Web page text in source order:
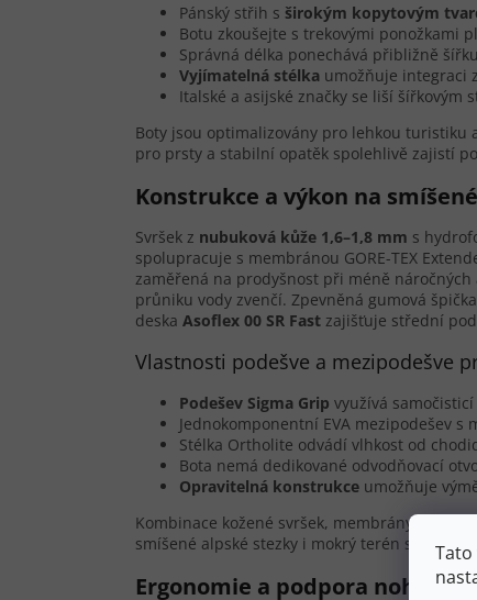
Pánský střih s širokým kopytovým
Botu zkoušejte s trekovými ponožkami
Správná délka ponechává přibližně
Vyjímatelná stélka umožňuje integraci
Italské a asijské značky se liší
Boty jsou optimalizovány pro lehkou
pro prsty a stabilní opatěk spolehlivě zajistí
Konstrukce a výkon na
Svršek z nubuková kůže 1,6–1,8 mm s
spolupracuje s membránou GORE-TEX
zaměřená na prodyšnost při méně
průniku vody zvenčí. Zpevněná gumová
deska Asoflex 00 SR Fast zajišťuje střední
Vlastnosti podešve a mezipodešve
Podešev Sigma Grip využívá
Jednokomponentní EVA mezipodešev
Stélka Ortholite odvádí vlhkost od
Bota nemá dedikované odvodňovací
Opravitelná konstrukce umožňuje
Kombinace kožené svršek, membrány GORE-
smíšené alpské stezky i mokrý terén
Ergonomie a podpora nohy při